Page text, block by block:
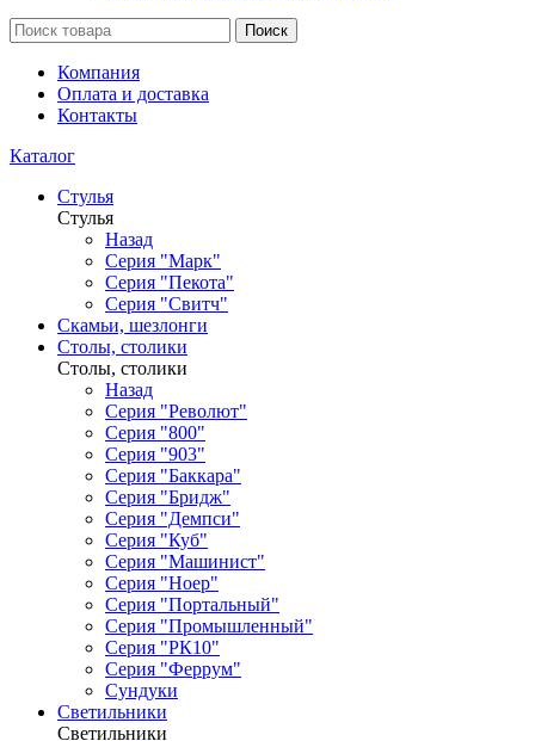
Поиск
Компания
Оплата и доставка
Контакты
Каталог
Стулья
Стулья
Назад
Серия "Марк"
Серия "Пекота"
Серия "Свитч"
Скамьи, шезлонги
Столы, столики
Столы, столики
Назад
Серия "Револют"
Серия "800"
Серия "903"
Серия "Баккара"
Серия "Бридж"
Серия "Демпси"
Серия "Куб"
Серия "Машинист"
Серия "Ноер"
Серия "Портальный"
Серия "Промышленный"
Серия "РК10"
Серия "Феррум"
Сундуки
Светильники
Светильники